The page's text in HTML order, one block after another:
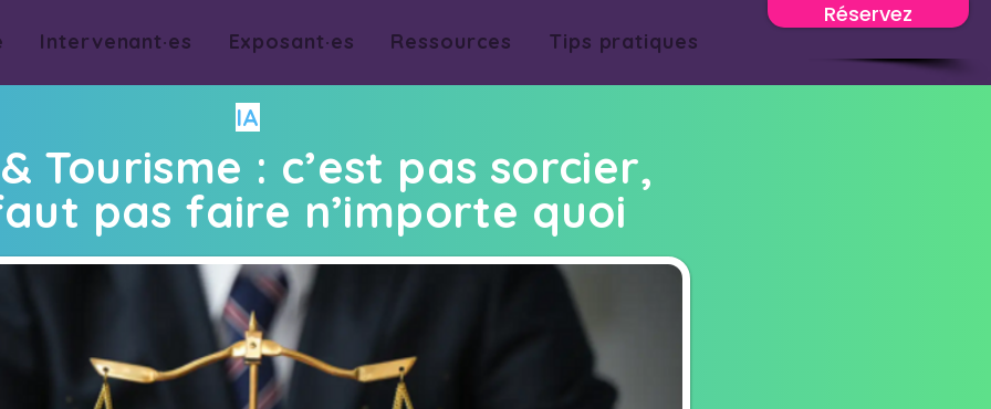
Réservez
Intervenant·es Exposant·es Ressources Tips pratiques
IA
& Tourisme : c’est pas sorcier,
pas faire n’importe quoi